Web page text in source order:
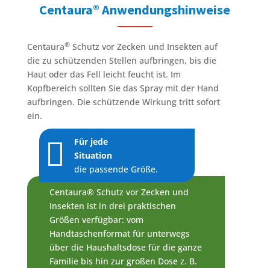
Centaura® Anwendungshinweise
Centaura®Schutz vor Zecken und Insekten auf
die zu schützenden Stellen aufbringen, bis die
Haut oder das Fell leicht feucht ist. Im
Kopfbereich sollten Sie das Spray mit der Hand
aufbringen. Die schützende Wirkung tritt sofort
ein.

Für jede
Situation
die passende Größe.
Centaura® Schutz vor Zecken und
Insekten ist in drei praktischen
Größen verfügbar: vom
Handtaschenformat für unterwegs
über die Haushaltsdose für die ganze
Familie bis hin zur großen Dose z. B.